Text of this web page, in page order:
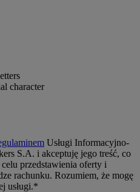
character
Usługi Informacyjno-
S.A. i akceptuję jego treść, co
przedstawienia oferty i
rachunku. Rozumiem, że mogę
usługi.*